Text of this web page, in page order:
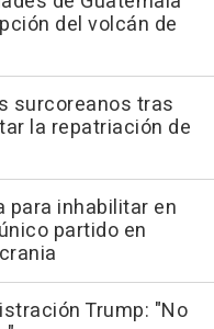
del volcán de
surcoreanos tras
la repatriación de
para inhabilitar en
partido en
Trump: "No